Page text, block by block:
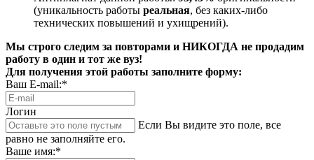
(уникальность работы реальная, без каких-либо
технических повышений и ухищрений).
Мы строго следим за повторами и НИКОГДА не продадим
работу в один и тот же вуз!
Для получения этой работы заполните форму:
Ваш E-mail:*
Логин
Если Вы видите это поле, все
равно не заполняйте его.
Ваше имя:*